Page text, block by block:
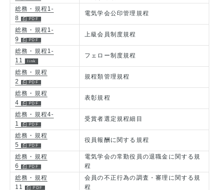
総務・規程1-
8
電気学会公印管理規程
総務・規程1-
9
上級会員制度規程
総務・規程1-
11
フェロー制度規程
総務・規程
2
規程類管理規程
総務・規程
4
表彰規程
総務・規程4-
1
受賞者選定規程細目
総務・規程
5
役員報酬に関する規程
総務・規程
6
電気学会の常勤役員の退職金に関する規
程
総務・規程
11
会員の不正行為の調査・審理に関する規
程